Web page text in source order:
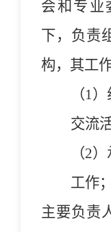
会和专业
下，负责
构，其工作
（1
交流
（2
工作
主要负责